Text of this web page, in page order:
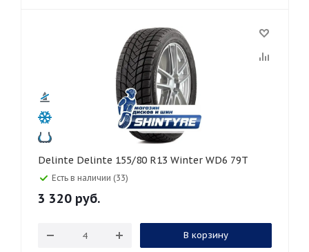
Delinte Delinte 155/80 R13 Winter WD6 79T
Есть в наличии (33)
3 320 руб.
В корзину